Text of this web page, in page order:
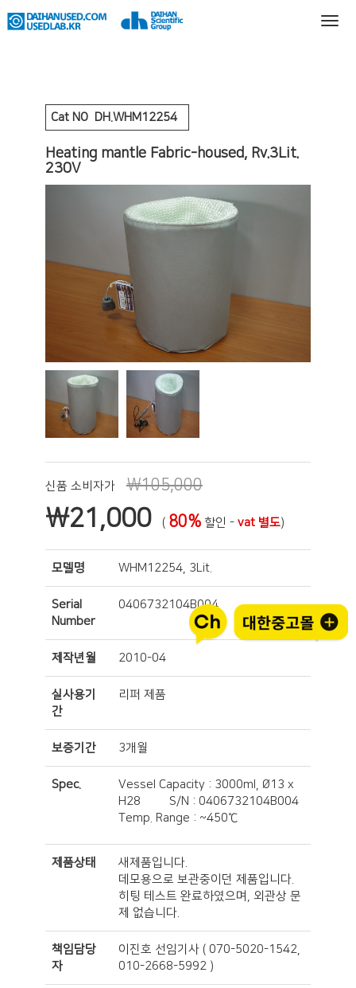
Cat NO DH.WHM12254
Heating mantle Fabric-housed, Rv.3Lit.
230V
신품 소비자가 ₩105,000
₩21,000 ( 80%할인 - vat 별도)
모델명 WHM12254, 3Lit.
Serial
Number
0406732104B004
제작년월 2010-04
실사용기
간
리퍼 제품
보증기간 3개월
Spec.
Vessel Capacity : 3000ml, Ø13 x
H28 S/N : 0406732104B004
Temp. Range : ~450℃
제품상태
새제품입니다.
데모용으로 보관중이던 제품입니다.
히팅 테스트 완료하였으며, 외관상 문
제 없습니다.
책임담당
자
이진호 선임기사( 070-5020-1542,
010-2668-5992)